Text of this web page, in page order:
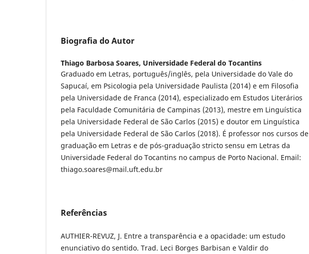
Biografia do Autor
Thiago Barbosa Soares, Universidade Federal do Tocantins
Graduado em Letras, português/inglês, pela Universidade do Vale do
Sapucaí, em Psicologia pela Universidade Paulista (2014) e em Filosofia
pela Universidade de Franca (2014), especializado em Estudos Literários
pela Faculdade Comunitária de Campinas (2013), mestre em Linguística
pela Universidade Federal de São Carlos (2015) e doutor em Linguística
pela Universidade Federal de São Carlos (2018). É professor nos cursos de
graduação em Letras e de pós-graduação stricto sensu em Letras da
Universidade Federal do Tocantins no campus de Porto Nacional. Email:
thiago.soares@mail.uft.edu.br
Referências
AUTHIER-REVUZ, J. Entre a transparência e a opacidade: um estudo
enunciativo do sentido. Trad. Leci Borges Barbisan e Valdir do